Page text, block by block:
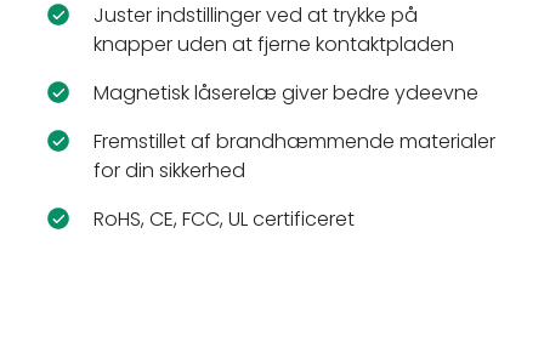
Juster indstillinger ved at trykke på
knapper uden at fjerne kontaktpladen
Magnetisk låserelæ giver bedre ydeevne
Fremstillet af brandhæmmende materialer
for din sikkerhed
RoHS, CE, FCC, UL certificeret